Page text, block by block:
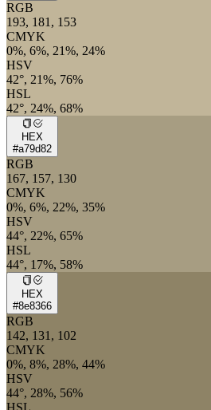
RGB
193, 181, 153
CMYK
0%, 6%, 21%, 24%
HSV
42°, 21%, 76%
HSL
42°, 24%, 68%
HEX
#a79d82
RGB
167, 157, 130
CMYK
0%, 6%, 22%, 35%
HSV
44°, 22%, 65%
HSL
44°, 17%, 58%
HEX
#8e8366
RGB
142, 131, 102
CMYK
0%, 8%, 28%, 44%
HSV
44°, 28%, 56%
HSL